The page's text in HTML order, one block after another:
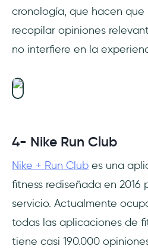
cronología, que hacen que
recopilar opiniones
no interfiere en la
4- Nike Run Club
Nike + Run Club es una
fitness rediseñada en 2016
servicio. Actualmente
todas las aplicaciones de
tiene casi 190.000